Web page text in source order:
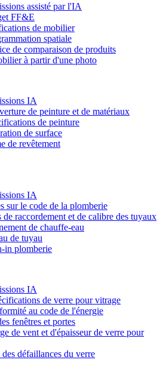
assisté par l'IA
FF&E
de mobilier
spatiale
de comparaison de produits
à partir d'une photo
IA
de peinture et de matériaux
de peinture
de surface
de revêtement
IA
sur le code de la plomberie
raccordement et de calibre des tuyaux
de chauffe-eau
de tuyau
in plomberie
IA
de verre pour vitrage
au code de l'énergie
fenêtres et portes
de vent et d'épaisseur de verre pour
défaillances du verre